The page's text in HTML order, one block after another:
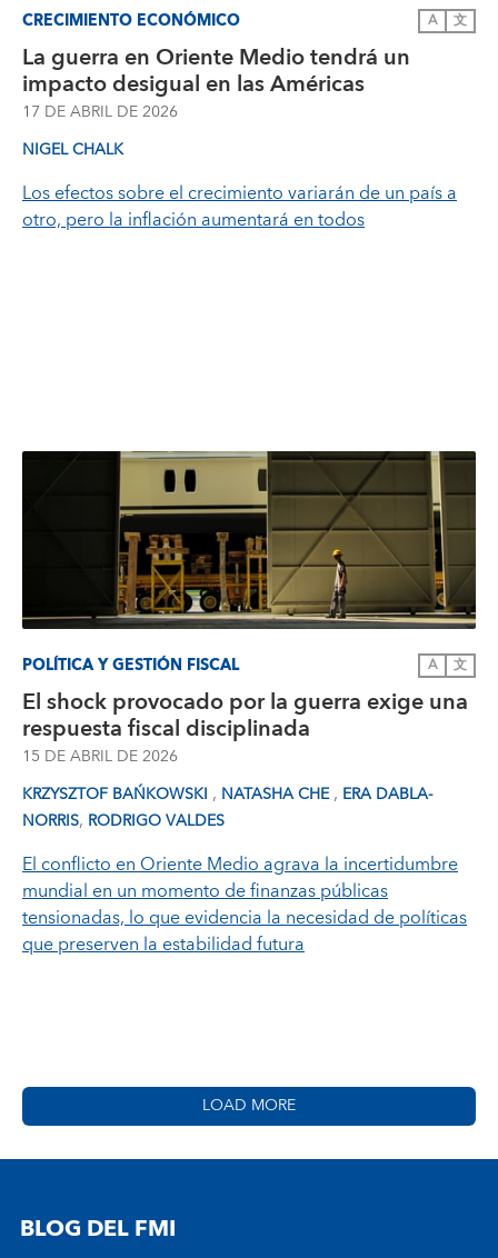
CRECIMIENTO ECONÓMICO A 文
La guerra en Oriente Medio tendrá un
impacto desigual en las Américas
17 DE ABRIL DE 2026
NIGEL CHALK
Los efectos sobre el crecimiento variarán de un país a
otro, pero la inflación aumentará en todos
POLÍTICA Y GESTIÓN FISCAL A 文
El shock provocado por la guerra exige una
respuesta fiscal disciplinada
15 DE ABRIL DE 2026
KRZYSZTOF BAŃKOWSKI , NATASHA CHE, ERA DABLA-
NORRIS, RODRIGO VALDES
El conflicto en Oriente Medio agrava la incertidumbre
mundial en un momento de finanzas públicas
tensionadas, lo que evidencia la necesidad de políticas
que preserven la estabilidad futura
LOAD MORE
BLOG DEL FMI